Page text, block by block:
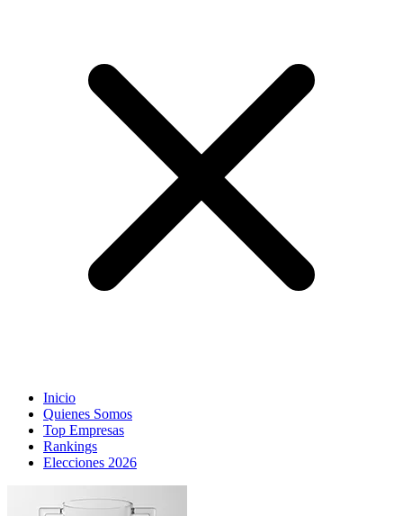
Inicio
Quienes Somos
Top Empresas
Rankings
Elecciones 2026